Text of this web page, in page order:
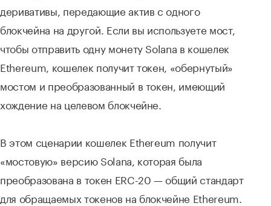
деривативы, передающие актив с одного
блокчейна на другой. Если вы используете мост,
чтобы отправить одну монету Solana в кошелек
Ethereum, кошелек получит токен, «обернутый»
мостом и преобразованный в токен, имеющий
хождение на целевом блокчейне.
В этом сценарии кошелек Ethereum получит
«мостовую» версию Solana, которая была
преобразована в токен ERC-20 — общий стандарт
для обращаемых токенов на блокчейне Ethereum.